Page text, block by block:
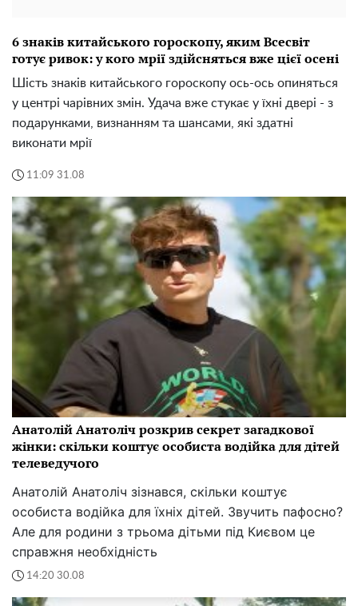
6 знаків китайського гороскопу, яким Всесвіт
готує ривок: у кого мрії здійсняться вже цієї осені
Шість знаків китайського гороскопу ось-ось опиняться
у центрі чарівних змін. Удача вже стукає у їхні двері - з
подарунками, визнанням та шансами, які здатні
виконати мрії
11:09 31.08
Анатолій Анатоліч розкрив секрет загадкової
жінки: скільки коштує особиста водійка для дітей
телеведучого
Анатолій Анатоліч зізнався, скільки коштує
особиста водійка для їхніх дітей. Звучить пафосно?
Але для родини з трьома дітьми під Києвом це
справжня необхідність
14:20 30.08